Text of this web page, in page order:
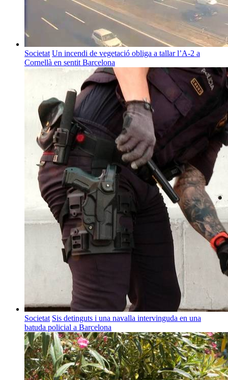
Societat Un incendi de vegetació obliga a tallar l’A-2 a
Cornellà en sentit Barcelona
Societat Sis detinguts i una navalla intervinguda en una
batuda policial a Barcelona